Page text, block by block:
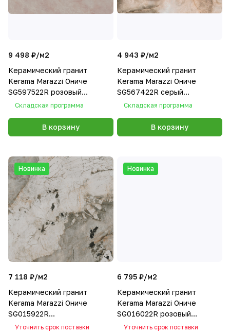
9 498 ₽/м2
Керамический гранит
Kerama Marazzi Ониче
SG597522R розовый
лаппатированный
Складская программа
В корзину
4 943 ₽/м2
Керамический гранит
Kerama Marazzi Ониче
SG567422R серый
лаппатированный 60х119,5
Складская программа
В корзину
Новинка
7 118 ₽/м2
Керамический гранит
Kerama Marazzi Ониче
SG015922R
лаппатированный
Уточнить срок поставки
Новинка
6 795 ₽/м2
Керамический гранит
Kerama Marazzi Ониче
SG016022R розовый
лаппатированный
Уточнить срок поставки